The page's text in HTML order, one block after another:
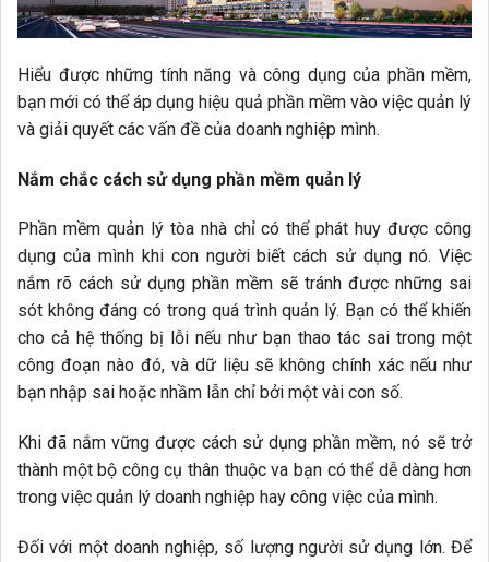
Hiểu được những tính năng và công dụng của phần mềm,
bạn mới có thể áp dụng hiệu quả phần mềm vào việc quản lý
và giải quyết các vấn đề của doanh nghiệp mình.
Nắm chắc cách sử dụng phần mềm quản lý
Phần mềm quản lý tòa nhà chỉ có thể phát huy được công
dụng của mình khi con người biết cách sử dụng nó. Việc
nắm rõ cách sử dụng phần mềm sẽ tránh được những sai
sót không đáng có trong quá trình quản lý. Bạn có thể khiến
cho cả hệ thống bị lỗi nếu như bạn thao tác sai trong một
công đoạn nào đó, và dữ liệu sẽ không chính xác nếu như
bạn nhập sai hoặc nhầm lẫn chỉ bởi một vài con số.
Khi đã nắm vững được cách sử dụng phần mềm, nó sẽ trở
thành một bộ công cụ thân thuộc va bạn có thể dễ dàng hơn
trong việc quản lý doanh nghiệp hay công việc của mình.
Đối với một doanh nghiệp, số lượng người sử dụng lớn. Để